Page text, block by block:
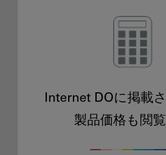
Internet DOに掲載
製品価格も閲